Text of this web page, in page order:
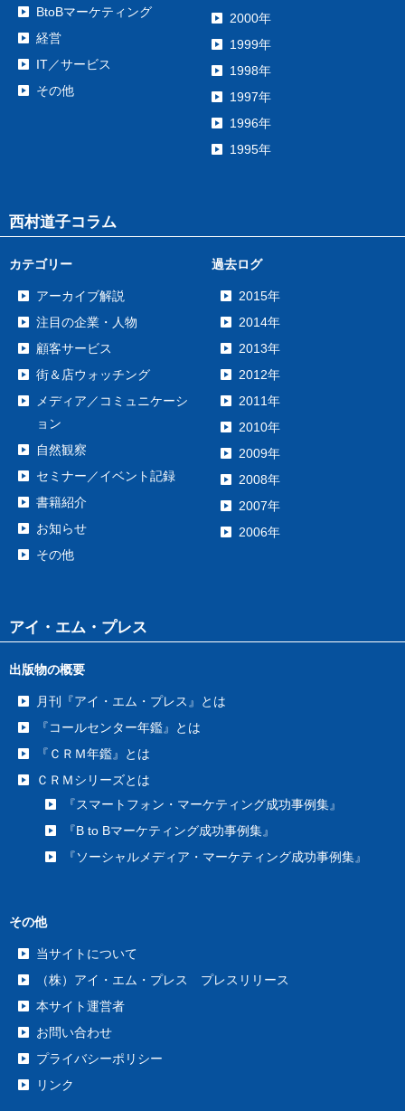
BtoBマーケティング
経営
IT／サービス
その他
2000年
1999年
1998年
1997年
1996年
1995年
西村道子コラム
カテゴリー
アーカイブ解説
注目の企業・人物
顧客サービス
街＆店ウォッチング
メディア／コミュニケーシ
ョン
自然観察
セミナー／イベント記録
書籍紹介
お知らせ
その他
過去ログ
2015年
2014年
2013年
2012年
2011年
2010年
2009年
2008年
2007年
2006年
アイ・エム・プレス
出版物の概要
月刊『アイ・エム・プレス』とは
『コールセンター年鑑』とは
『ＣＲＭ年鑑』とは
ＣＲＭシリーズとは
『スマートフォン・マーケティング成功事例集』
『B to Bマーケティング成功事例集』
『ソーシャルメディア・マーケティング成功事例集』
その他
当サイトについて
（株）アイ・エム・プレス プレスリリース
本サイト運営者
お問い合わせ
プライバシーポリシー
リンク